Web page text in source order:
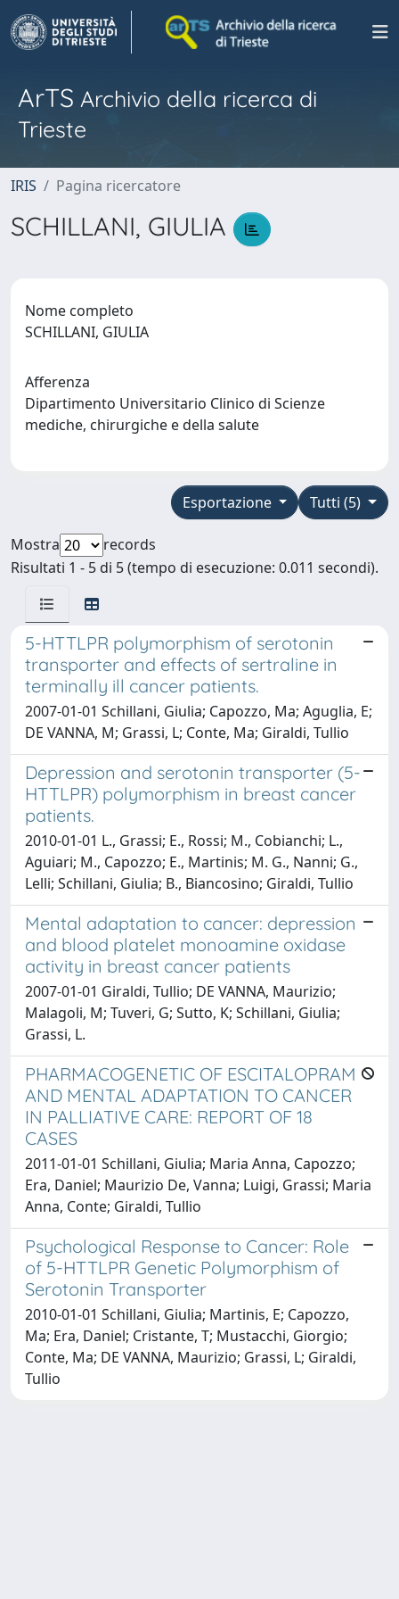
ArTS Archivio della ricerca di
Trieste
IRIS Pagina ricercatore
SCHILLANI, GIULIA
Nome completo
SCHILLANI, GIULIA
Afferenza
Dipartimento Universitario Clinico di Scienze
mediche, chirurgiche e della salute
Tutti (5)
Esportazione
Mostra
records
Risultati 1 - 5 di 5 (tempo di esecuzione: 0.011 secondi).
5-HTTLPR polymorphism of serotonin
transporter and effects of sertraline in
terminally ill cancer patients.
2007-01-01 Schillani, Giulia; Capozzo, Ma; Aguglia, E;
DE VANNA, M; Grassi, L; Conte, Ma; Giraldi, Tullio
Depression and serotonin transporter (5-
HTTLPR) polymorphism in breast cancer
patients.
2010-01-01 L., Grassi; E., Rossi; M., Cobianchi; L.,
Aguiari; M., Capozzo; E., Martinis; M. G., Nanni; G.,
Lelli; Schillani, Giulia; B., Biancosino; Giraldi, Tullio
Mental adaptation to cancer: depression
and blood platelet monoamine oxidase
activity in breast cancer patients
2007-01-01 Giraldi, Tullio; DE VANNA, Maurizio;
Malagoli, M; Tuveri, G; Sutto, K; Schillani, Giulia;
Grassi, L.
PHARMACOGENETIC OF ESCITALOPRAM
AND MENTAL ADAPTATION TO CANCER
IN PALLIATIVE CARE: REPORT OF 18
CASES
2011-01-01 Schillani, Giulia; Maria Anna, Capozzo;
Era, Daniel; Maurizio De, Vanna; Luigi, Grassi; Maria
Anna, Conte; Giraldi, Tullio
Psychological Response to Cancer: Role
of 5-HTTLPR Genetic Polymorphism of
Serotonin Transporter
2010-01-01 Schillani, Giulia; Martinis, E; Capozzo,
Ma; Era, Daniel; Cristante, T; Mustacchi, Giorgio;
Conte, Ma; DE VANNA, Maurizio; Grassi, L; Giraldi,
Tullio